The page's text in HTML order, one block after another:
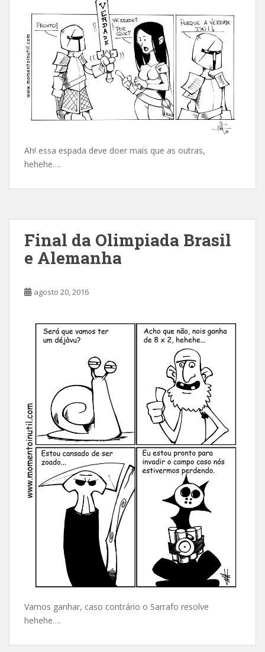
Ah! essa espada deve doer mais que as outras,
hehehe….
Final da Olimpiada Brasil
e Alemanha
agosto 20, 2016
Vamos ganhar, caso contrário o Sarrafo resolve
hehehe….